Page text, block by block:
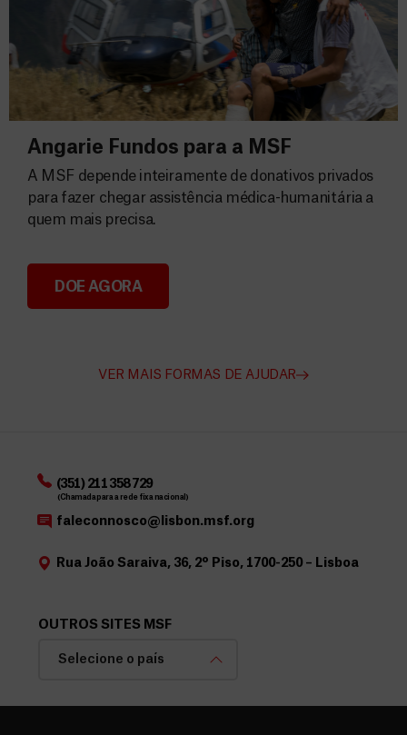
Angarie Fundos para a MSF
Angarie Fundos para a MSF
A MSF depende inteiramente de donativos privados
para fazer chegar assistência médica-humanitária a
quem mais precisa.
DOE AGORA
VER MAIS FORMAS DE AJUDAR
(351) 211 358 729
(Chamada para a rede fixa nacional)
faleconnosco@lisbon.msf.org
Rua João Saraiva, 36, 2º Piso, 1700-250 – Lisboa
OUTROS SITES MSF
Selecione o país